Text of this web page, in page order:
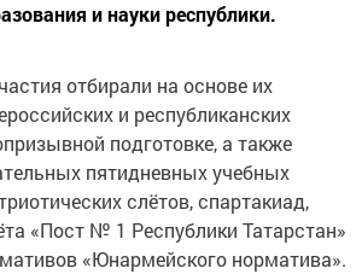
и науки республики.
отбирали на основе их
и республиканских
подготовке, а также
пятидневных учебных
слётов, спартакиад,
«Пост № 1 Республики Татарстан»
«Юнармейского норматива».